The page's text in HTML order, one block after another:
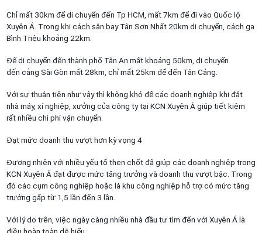
Chỉ mất 30km để di chuyển đến Tp HCM, mất 7km để đi vào Quốc lộ
Xuyên Á. Trong khi cách sân bay Tân Sơn Nhất 20km di chuyển, cách ga
Bình Triệu khoảng 22km.
Để di chuyển đến thành phố Tân An mất khoảng 50km, di chuyển
đến cảng Sài Gòn mất 28km, chỉ mất 25km để đến Tân Cảng.
Với sự thuận tiện như vậy thì không khó để các doanh nghiệp khi đặt
nhà máy, xí nghiệp, xưởng của công ty tại KCN Xuyên Á giúp tiết kiệm
rất nhiều chi phí vận chuyển.
Đạt mức doanh thu vượt hơn kỳ vọng 4
Đương nhiên với nhiều yếu tố then chốt đã giúp các doanh nghiệp trong
KCN Xuyên Á đạt được mức tăng trưởng và doanh thu vượt bậc. Trong
đó các cụm công nghiệp hoặc là khu công nghiệp hỗ trợ có mức tăng
trưởng gấp từ 1,5 lần đến 3 lần.
Với lý do trên, việc ngày càng nhiều nhà đầu tư tìm đến với Xuyên Á là